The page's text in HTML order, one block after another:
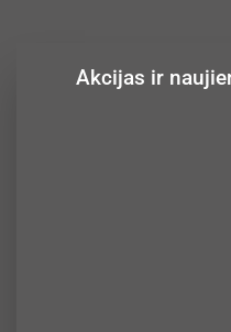
Akcijas ir